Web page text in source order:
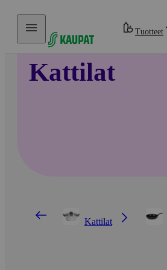
Hyppää sisältöön
Tuotteet
Kattilat
Kattilat